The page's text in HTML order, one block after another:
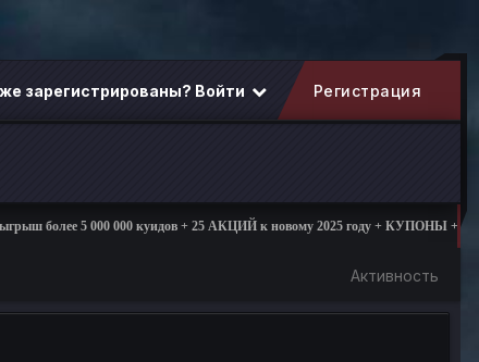
зарегистрированы? Войти Регистрация
более 5 000 000 куидов + 25 АКЦИЙ к новому 2025 году + КУПОНЫ +
Активность